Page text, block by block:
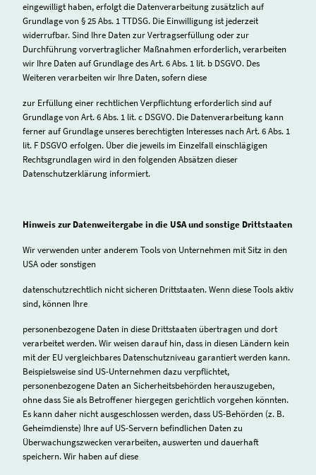
eingewilligt haben, erfolgt die Datenverarbeitung zusätzlich auf
Grundlage von § 25 Abs. 1 TTDSG. Die Einwilligung ist jederzeit
widerrufbar. Sind Ihre Daten zur Vertragserfüllung oder zur
Durchführung vorvertraglicher Maßnahmen erforderlich, verarbeiten
wir Ihre Daten auf Grundlage des Art. 6 Abs. 1 lit. b DSGVO. Des
Weiteren verarbeiten wir Ihre Daten, sofern diese
zur Erfüllung einer rechtlichen Verpflichtung erforderlich sind auf
Grundlage von Art. 6 Abs. 1 lit. c DSGVO. Die Datenverarbeitung kann
ferner auf Grundlage unseres berechtigten Interesses nach Art. 6 Abs. 1
lit. F DSGVO erfolgen. Über die jeweils im Einzelfall einschlägigen
Rechtsgrundlagen wird in den folgenden Absätzen dieser
Datenschutzerklärung informiert.
Hinweis zur Datenweitergabe in die USA und sonstige Drittstaaten
Wir verwenden unter anderem Tools von Unternehmen mit Sitz in den
USA oder sonstigen
datenschutzrechtlich nicht sicheren Drittstaaten. Wenn diese Tools aktiv
sind, können Ihre
personenbezogene Daten in diese Drittstaaten übertragen und dort
verarbeitet werden. Wir weisen darauf hin, dass in diesen Ländern kein
mit der EU vergleichbares Datenschutzniveau garantiert werden kann.
Beispielsweise sind US-Unternehmen dazu verpflichtet,
personenbezogene Daten an Sicherheitsbehörden herauszugeben,
ohne dass Sie als Betroffener hiergegen gerichtlich vorgehen könnten.
Es kann daher nicht ausgeschlossen werden, dass US-Behörden (z. B.
Geheimdienste) Ihre auf US-Servern befindlichen Daten zu
Überwachungszwecken verarbeiten, auswerten und dauerhaft
speichern. Wir haben auf diese